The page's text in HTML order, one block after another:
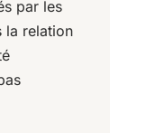
par les
la relation